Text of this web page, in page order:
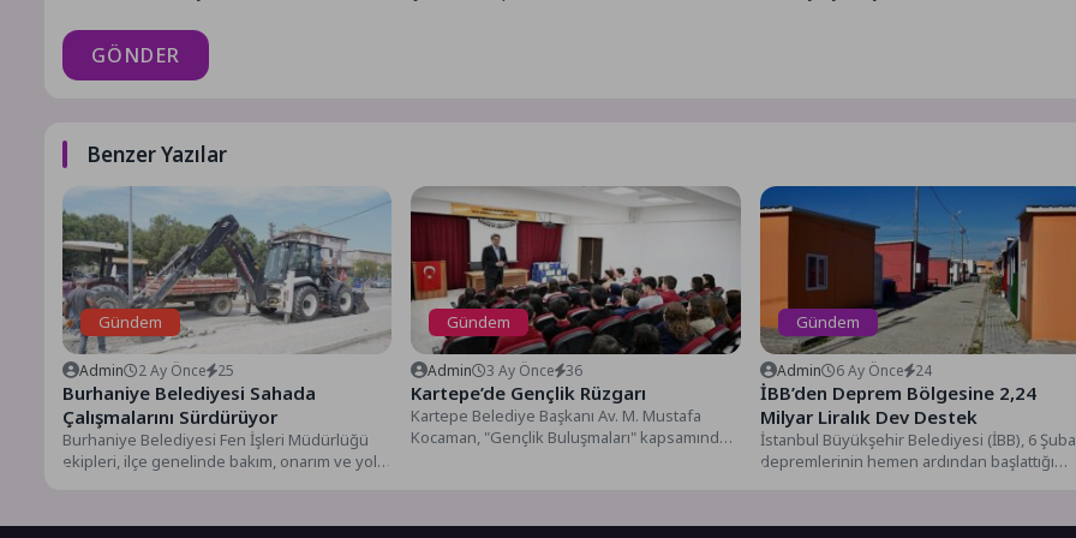
GÖNDER
Benzer Yazılar
Gündem
Admin 2 Ay Önce 25
Burhaniye Belediyesi Sahada
Çalışmalarını Sürdürüyor
Burhaniye Belediyesi Fen İşleri Müdürlüğü
ekipleri, ilçe genelinde bakım, onarım ve yol
Gündem
Admin 3 Ay Önce 36
Kartepe’de Gençlik Rüzgarı
Kartepe Belediye Başkanı Av. M. Mustafa
Kocaman, "Gençlik Buluşmaları" kapsamında
Gündem
Admin 6 Ay Önce 24
İBB’den Deprem Bölgesine 2,24
Milyar Liralık Dev Destek
İstanbul Büyükşehir Belediyesi (İBB), 6
depremlerinin hemen ardından başlattığı